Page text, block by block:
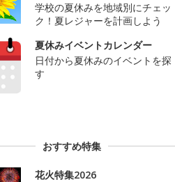
学校の夏休みを地域別にチェッ
ク！夏レジャーを計画しよう
夏休みイベントカレンダー
日付から夏休みのイベントを探
す
おすすめ特集
花火特集2026